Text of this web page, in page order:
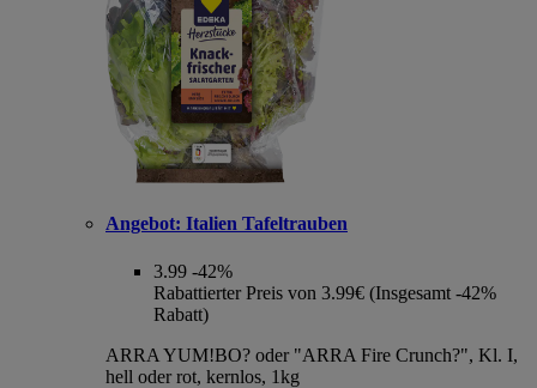
Angebot: Italien Tafeltrauben
3.99 -42%
Rabattierter Preis von 3.99€ (Insgesamt -42%
Rabatt)
ARRA YUM!BO? oder "ARRA Fire Crunch?", Kl. I,
hell oder rot, kernlos, 1kg